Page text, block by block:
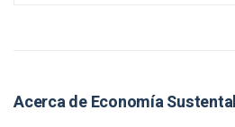
Acerca de Economía